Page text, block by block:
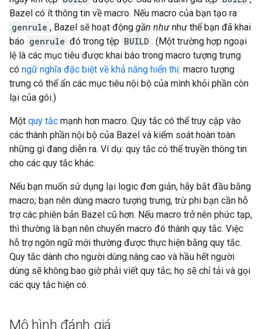
Bazel có ít thông tin về macro. Nếu macro của bạn tạo ra
genrule , Bazel sẽ hoạt động gần nhưnhư thể bạn đã khai
báo genrule đó trong tệp BUILD . (Một trường hợp ngoại
lệ là các mục tiêu được khai báo trong macro tượng trưng
có ngữ nghĩa đặc biệt về khả năng hiển thị: macro tượng
trưng có thể ẩn các mục tiêu nội bộ của mình khỏi phần còn
lại của gói.)
Một quy tắc mạnh hơn macro. Quy tắc có thể truy cập vào
các thành phần nội bộ của Bazel và kiểm soát hoàn toàn
những gì đang diễn ra. Ví dụ: quy tắc có thể truyền thông tin
cho các quy tắc khác.
Nếu bạn muốn sử dụng lại logic đơn giản, hãy bắt đầu bằng
macro; bạn nên dùng macro tượng trưng, trừ phi bạn cần hỗ
trợ các phiên bản Bazel cũ hơn. Nếu macro trở nên phức tạp,
thì thường là bạn nên chuyển macro đó thành quy tắc. Việc
hỗ trợ ngôn ngữ mới thường được thực hiện bằng quy tắc.
Quy tắc dành cho người dùng nâng cao và hầu hết người
dùng sẽ không bao giờ phải viết quy tắc; họ sẽ chỉ tải và gọi
các quy tắc hiện có.
Mô hình đánh giá